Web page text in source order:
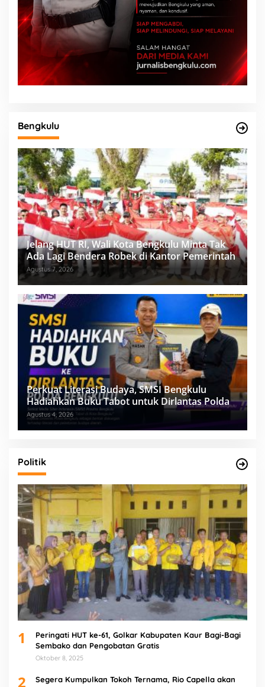
Bengkulu
Jelang HUT RI, Wali Kota Bengkulu Minta Tak
Ada Lagi Bendera Robek di Kantor Pemerintah
Agustus 7, 2026
Perkuat Literasi Budaya, SMSI Bengkulu
Hadiahkan Buku Tabot untuk Dirlantas Polda
Agustus 4, 2026
Politik
1
Peringati HUT ke-61, Golkar Kabupaten Kaur Bagi-Bagi
Sembako dan Pengobatan Gratis
Oktober 8, 2025
2
Segera Kumpulkan Tokoh Ternama, Rio Capella akan